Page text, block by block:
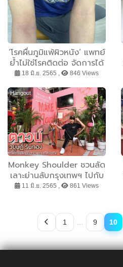
‘โรคผื่นภูมิแพ้ผิวหนัง’ แพทย์
ย้ำไม่ใช่โรคติดต่อ จัดการได้
หากรับการรักษาอย่างตรง
จุด รักษาเร็วหยุดความเสี่ยง
ภูมิแพ้ชนิดอื่นๆ
18 มิ.ย. 2565 , 846 Views
Hangout
Monkey Shoulder ชวนลัด
เลาะย่านลับกรุงเทพฯ ไปกับ
The Monkey Mix
มนตร์เสน่ห์เมืองสวรรค์
11 มิ.ย. 2565 , 861 Views
1 9 10